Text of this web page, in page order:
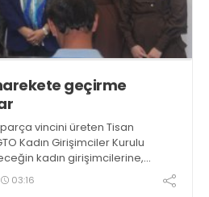
geçirme
vincini üreten Tisan
Kadın Girişimciler Kurulu
kadın girişimcilerine,
Girişimcilik, fikrin hareke
dedi
03:16